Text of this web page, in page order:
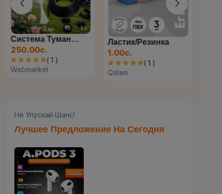
Система Туманообразования...
250.00с.
( 1 )
Webmarket
Ластик/резинка
1.00с.
( 1 )
Qalam
Не Упускай Шанс!
Лучшее Предложение На Сегодня